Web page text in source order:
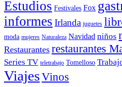
Estudios Festivales Fox
informes Irlanda juguetes
moda mujeres Naturaleza Navidad niños
Restaurantes restaurantes
Series TV teletrabajo Tomelloso
ViajesVinos